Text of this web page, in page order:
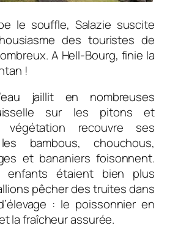
le souffle, Salazie suscite
des touristes de
A Hell-Bourg, finie la
!
jaillit en nombreuses
sur les pitons et
végétation recouvre ses
bambous, chouchous,
et bananiers foisonnent.
enfants étaient bien plus
pêcher des truites dans
: le poissonnier en
la fraîcheur assurée.